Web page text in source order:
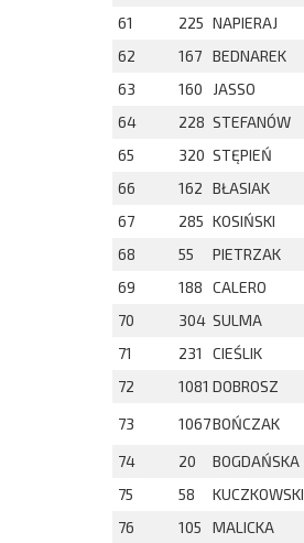
61
225 NAPIERAJ
62
167 BEDNAREK
63
160 JASSO
64
228 STEFANÓW
65
320 STĘPIEŃ
66
162 BŁASIAK
67
285 KOSIŃSKI
68
55 PIETRZAK
69
188 CALERO
70
304 SULMA
71
231 CIEŚLIK
72
1081 DOBROSZ
73
1067BOŃCZAK
74
20 BOGDAŃSKA
75
58 KUCZKOWSKI
76
105 MALICKA